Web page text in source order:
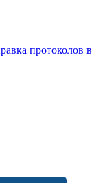
протоколов в